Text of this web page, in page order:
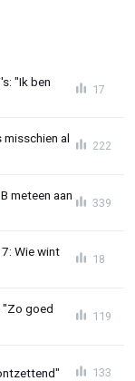
"Ik ben
17
misschien al
222
meteen aan
339
Wie wint
18
"Zo goed
119
133